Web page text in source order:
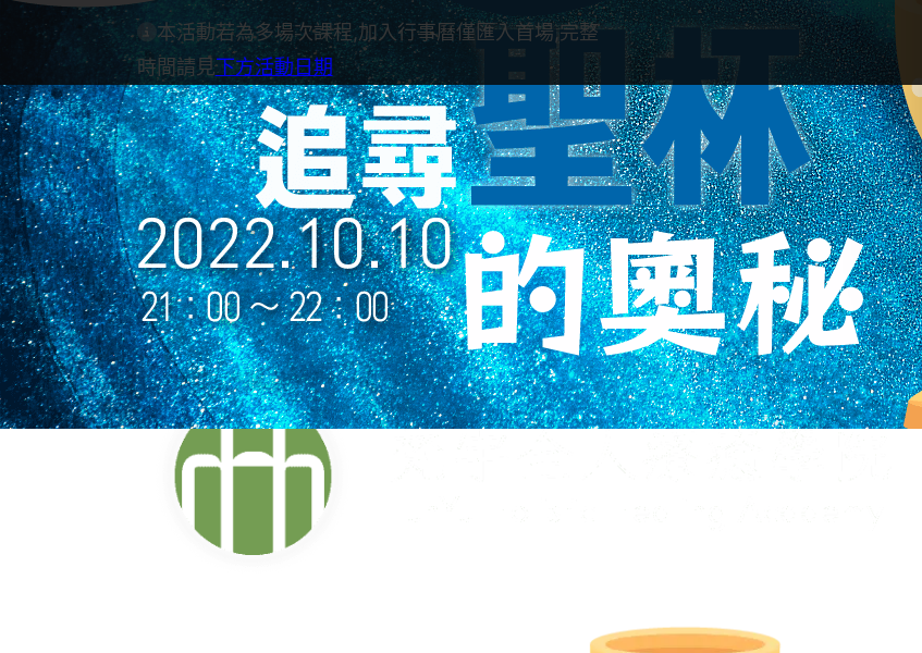
本活動若為多場次課程,加入行事曆僅匯入首場,完整
時間請見下方活動日期
學員課程通知
歡迎您報名參加梵宇即將舉辦的課程！為了讓您有更好的學習體驗，請開課前開啟以下課前
通知並詳細閱讀。
現場課程若有需要請假，也可到課前通知點擊請假申請：
閱讀課程通知
課程介紹